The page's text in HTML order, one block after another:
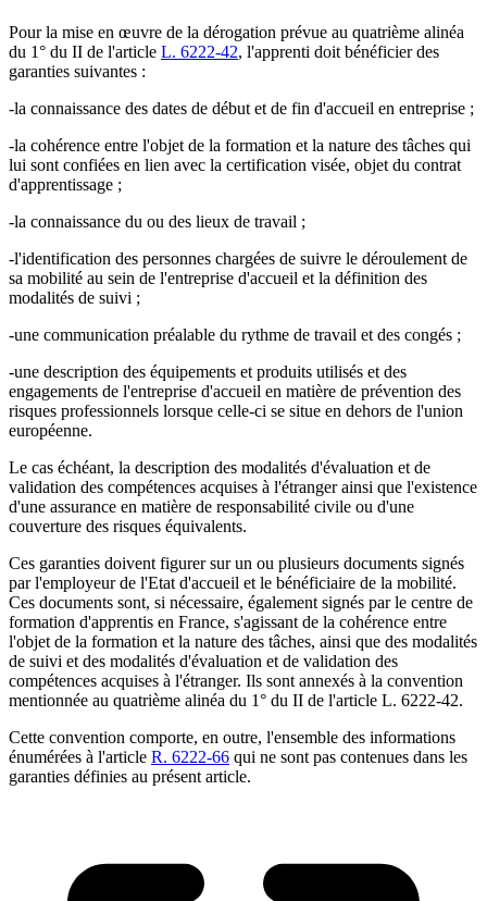
Pour la mise en œuvre de la dérogation prévue au quatrième alinéa
du 1° du II de l'article L. 6222-42, l'apprenti doit bénéficier des
garanties suivantes :
-la connaissance des dates de début et de fin d'accueil en entreprise ;
-la cohérence entre l'objet de la formation et la nature des tâches qui
lui sont confiées en lien avec la certification visée, objet du contrat
d'apprentissage ;
-la connaissance du ou des lieux de travail ;
-l'identification des personnes chargées de suivre le déroulement de
sa mobilité au sein de l'entreprise d'accueil et la définition des
modalités de suivi ;
-une communication préalable du rythme de travail et des congés ;
-une description des équipements et produits utilisés et des
engagements de l'entreprise d'accueil en matière de prévention des
risques professionnels lorsque celle-ci se situe en dehors de l'union
européenne.
Le cas échéant, la description des modalités d'évaluation et de
validation des compétences acquises à l'étranger ainsi que l'existence
d'une assurance en matière de responsabilité civile ou d'une
couverture des risques équivalents.
Ces garanties doivent figurer sur un ou plusieurs documents signés
par l'employeur de l'Etat d'accueil et le bénéficiaire de la mobilité.
Ces documents sont, si nécessaire, également signés par le centre de
formation d'apprentis en France, s'agissant de la cohérence entre
l'objet de la formation et la nature des tâches, ainsi que des modalités
de suivi et des modalités d'évaluation et de validation des
compétences acquises à l'étranger. Ils sont annexés à la convention
mentionnée au quatrième alinéa du 1° du II de l'article L. 6222-42.
Cette convention comporte, en outre, l'ensemble des informations
énumérées à l'article R. 6222-66 qui ne sont pas contenues dans les
garanties définies au présent article.